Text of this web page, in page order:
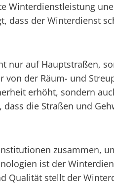
Winterdienstleistung
dass der Winterdienst
nur auf Hauptstraßen,
der Räum- und
erhöht, sondern
die Straßen und
zusammen,
ist der
Qualität stellt der